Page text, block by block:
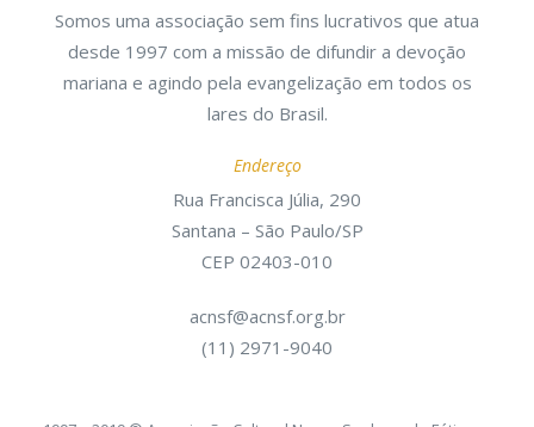
Somos uma associação sem fins lucrativos que atua
desde 1997 com a missão de difundir a devoção
mariana e agindo pela evangelização em todos os
lares do Brasil.
Endereço
Rua Francisca Júlia, 290
Santana – São Paulo/SP
CEP 02403-010
acnsf@acnsf.org.br
(11) 2971-9040